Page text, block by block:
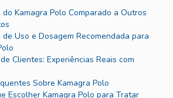
Kamagra Polo Comparado a Outros
Uso e Dosagem Recomendada para
Clientes: Experiências Reais com
Sobre Kamagra Polo
Escolher Kamagra Polo para Tratar